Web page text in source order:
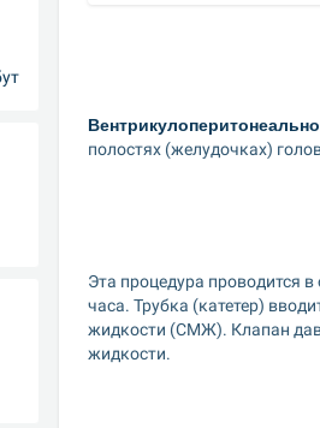
полостях (желудочках)
Эта процедура проводится
часа. Трубка (катетер)
жидкости (СМЖ). Клапан
жидкости.